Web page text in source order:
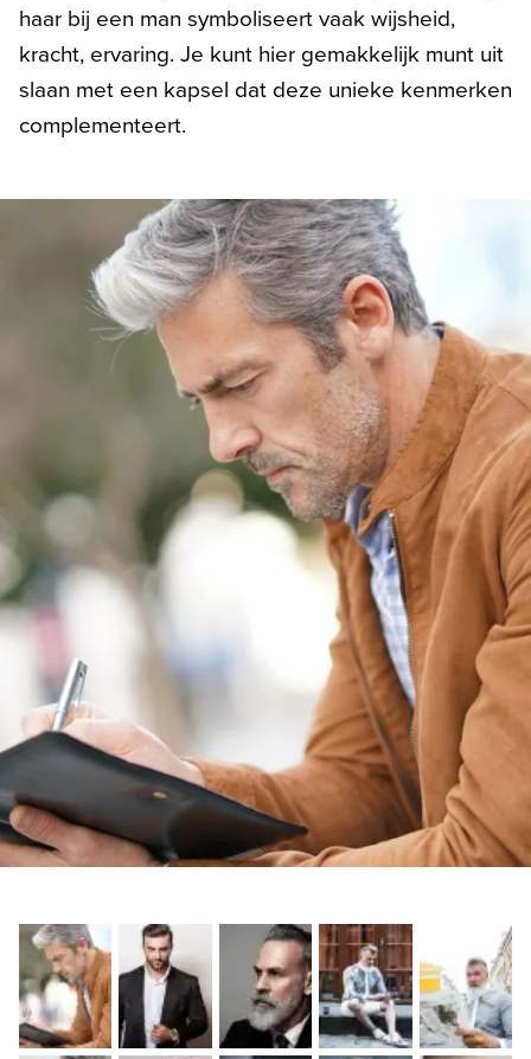
haar bij een man symboliseert vaak wijsheid,
kracht, ervaring. Je kunt hier gemakkelijk munt uit
slaan met een kapsel dat deze unieke kenmerken
complementeert.